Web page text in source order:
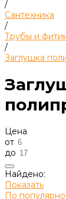
/
Сантехника
/
Трубы и
/
Заглушка
Цена
от
до
Найдено:
Показать
По